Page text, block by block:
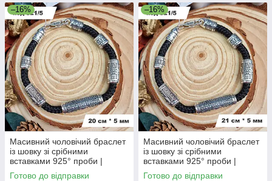
–16%
Масивний чоловічий браслет
із шовку зі срібними
вставками 925° проби |
Срібний браслет
Готово до відправки
–16%
Масивний чоловічий браслет
із шовку зі срібними
вставками 925° проби |
Срібний браслет
Готово до відправки